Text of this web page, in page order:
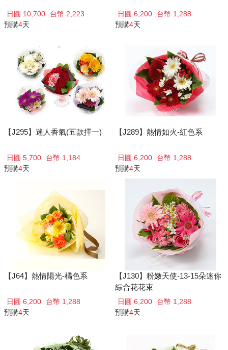
日圓 10,700
台幣 2,223
預購4天
日圓 6,200
台幣 1,288
預購4天
【J295】迷人香氣(五款擇一)
日圓 5,700
台幣 1,184
預購4天
【J289】熱情如火-紅色系
日圓 6,200
台幣 1,288
預購4天
【J64】熱情陽光-橘色系
日圓 6,200
台幣 1,288
預購4天
【J130】粉嫩天使-13-15朵迷你
綜合花花束
日圓 6,200
台幣 1,288
預購4天